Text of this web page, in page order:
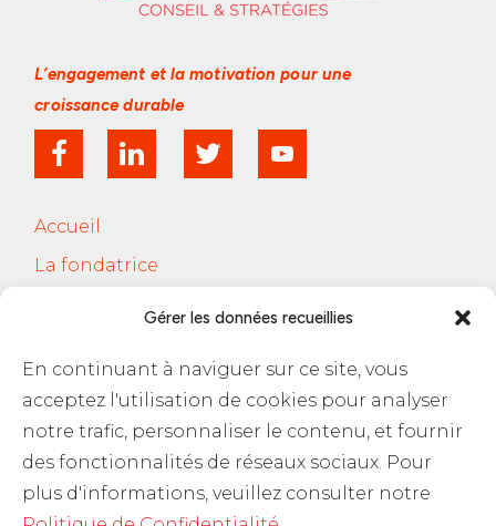
Gérer les données recueillies
En continuant à naviguer sur ce site, vous
acceptez l'utilisation de cookies pour analyser
notre trafic, personnaliser le contenu, et fournir
des fonctionnalités de réseaux sociaux. Pour
plus d'informations, veuillez consulter notre
L’engagement et la motivationpour une
croissance durable
Accueil
La fondatrice
Blog Les RH
Contact
Politique de confidentialité